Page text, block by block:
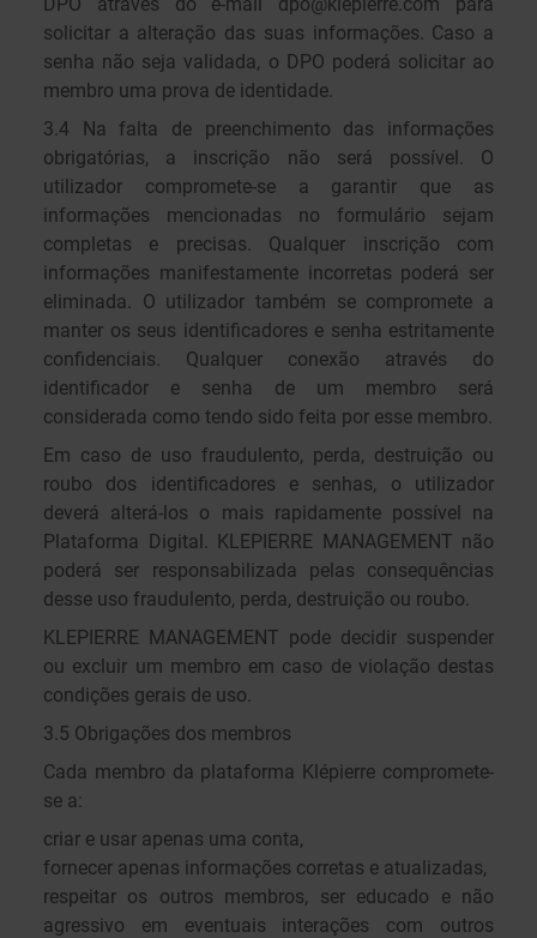
solicitar a alteração das suas informações. Caso a
senha não seja validada, o DPO poderá solicitar ao
membro uma prova de identidade.
3.4 Na falta de preenchimento das informações
obrigatórias, a inscrição não será possível. O
utilizador compromete-se a garantir que as
informações mencionadas no formulário sejam
completas e precisas. Qualquer inscrição com
informações manifestamente incorretas poderá ser
eliminada. O utilizador também se compromete a
manter os seus identificadores e senha estritamente
confidenciais. Qualquer conexão através do
identificador e senha de um membro será
considerada como tendo sido feita por esse membro.
Em caso de uso fraudulento, perda, destruição ou
roubo dos identificadores e senhas, o utilizador
deverá alterá-los o mais rapidamente possível na
Plataforma Digital. KLEPIERRE MANAGEMENT não
poderá ser responsabilizada pelas consequências
desse uso fraudulento, perda, destruição ou roubo.
KLEPIERRE MANAGEMENT pode decidir suspender
ou excluir um membro em caso de violação destas
condições gerais de uso.
3.5 Obrigações dos membros
Cada membro da plataforma Klépierre compromete-
se a:
criar e usar apenas uma conta,
fornecer apenas informações corretas e atualizadas,
respeitar os outros membros, ser educado e não
agressivo em eventuais interações com outros